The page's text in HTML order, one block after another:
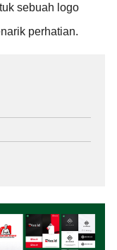
sebuah logo
perhatian.